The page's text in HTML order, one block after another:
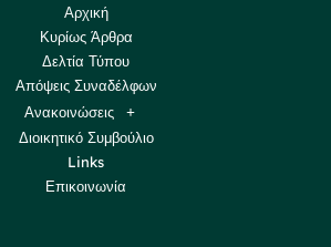
Αρχική
Κυρίως Άρθρα
Δελτία Τύπου
Απόψεις Συναδέλφων
Ανακοινώσεις
Διοικητικό Συμβούλιο
Links
Επικοινωνία